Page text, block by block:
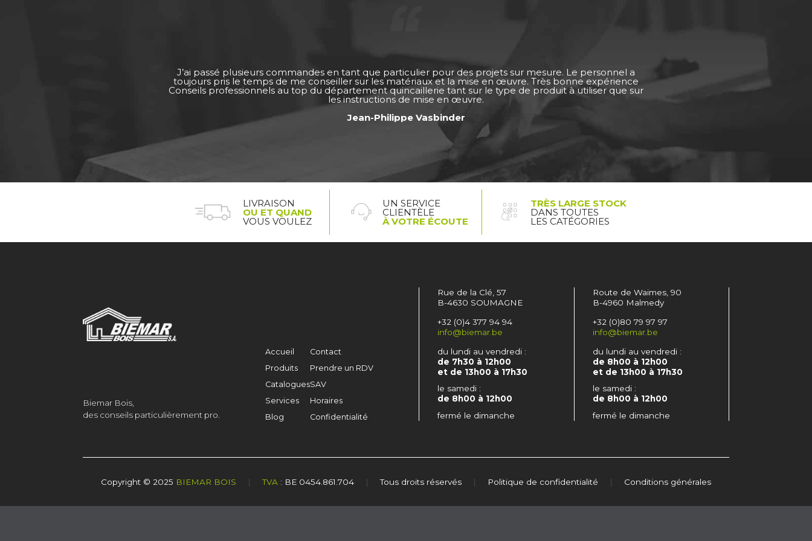
J’ai passé plusieurs commandes en tant que particulier pour des projets sur mesure. Le personnel a
toujours pris le temps de me conseiller sur les matériaux et la mise en œuvre. Très bonne expérience
Conseils professionnels au top du département quincaillerie tant sur le type de produit à utiliser que sur
les instructions de mise en œuvre.
Jean-Philippe Vasbinder
LIVRAISON
OU ET QUAND
VOUS VOULEZ
UN SERVICE
CLIENTÈLE
À VOTRE ÉCOUTE
TRÈS LARGE STOCK
DANS TOUTES
LES CATÉGORIES
Biemar Bois,
des conseils particulièrement pro.
Accueil
Produits
Catalogues
Services
Blog
Contact
Prendre un RDV
SAV
Horaires
Confidentialité
Rue de la Clé, 57
B-4630 SOUMAGNE
+32 (0)4 377 94 94
info@biemar.be
du lundi au vendredi :
de 7h30 à 12h00
et de 13h00 à 17h30
le samedi :
de 8h00 à 12h00
fermé le dimanche
Route de Waimes, 90
B-4960 Malmedy
+32 (0)80 79 97 97
info@biemar.be
du lundi au vendredi :
de 8h00 à 12h00
et de 13h00 à 17h30
le samedi :
de 8h00 à 12h00
fermé le dimanche
Copyright © 2025 BIEMAR BOIS | TVA : BE 0454.861.704 | Tous droits réservés | Politique de confidentialité | Conditions générales